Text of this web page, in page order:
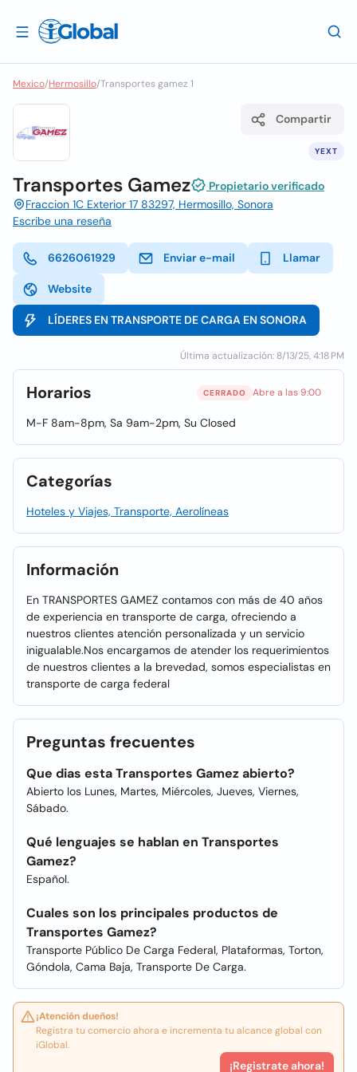
Mexico/Hermosillo/Transportes gamez 1
YEXT
Compartir
Transportes Gamez
Propietario verificado
Fraccion 1C Exterior 17 83297, Hermosillo, Sonora
Escribe una reseña
6626061929 Enviar e-mail Llamar
Website
LÍDERES EN TRANSPORTE DE CARGA EN SONORA
Última actualización: 8/13/25, 4:18 PM
Horarios CERRADO Abre a las 9:00
M-F 8am-8pm, Sa 9am-2pm, Su Closed
Categorías
Hoteles y Viajes, Transporte, Aerolíneas
Información
En TRANSPORTES GAMEZ contamos con más de 40 años
de experiencia en transporte de carga, ofreciendo a
nuestros clientes atención personalizada y un servicio
inigualable.Nos encargamos de atender los requerimientos
de nuestros clientes a la brevedad, somos especialistas en
transporte de carga federal
Preguntas frecuentes
Que dias esta Transportes Gamez abierto?
Abierto los Lunes, Martes, Miércoles, Jueves, Viernes,
Sábado.
Qué lenguajes se hablan en Transportes
Gamez?
Español.
Cuales son los principales productos de
Transportes Gamez?
Transporte Público De Carga Federal, Plataformas, Torton,
Góndola, Cama Baja, Transporte De Carga.
¡Atención dueños!
Registra tu comercio ahora e incrementa tu alcance global con
iGlobal.
¡Registrate ahora!